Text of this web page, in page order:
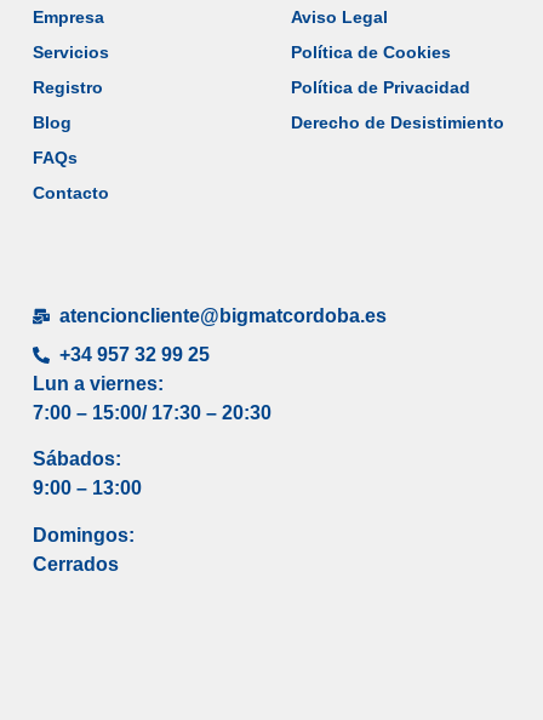
Empresa
Servicios
Registro
Blog
FAQs
Contacto
Aviso Legal
Política de Cookies
Política de Privacidad
Derecho de Desistimiento
atencioncliente@bigmatcordoba.es
+34 957 32 99 25
Lun a viernes:
7:00 – 15:00/ 17:30 – 20:30
Sábados:
9:00 – 13:00
Domingos:
Cerrados